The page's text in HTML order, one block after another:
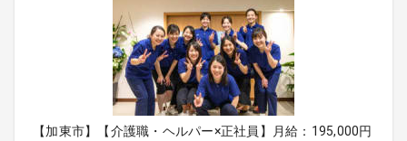
【加東市】【介護職・ヘルパー×正社員】月給：195,000円